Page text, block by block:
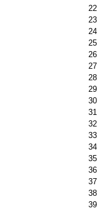
22
23
24
25
26
27
28
29
30
31
32
33
34
35
36
37
38
39